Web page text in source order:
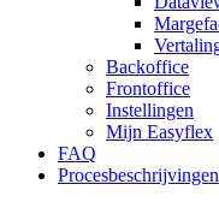
Backoffice
Frontoffice
Instellingen
Mijn Easyflex
FAQ
Procesbeschrijvingen